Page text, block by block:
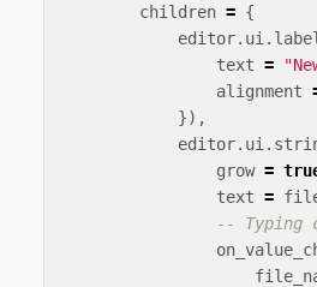
children = {
editor. ui . label
text =
alignment
}),
editor. ui .
grow =
text =
-- Typing